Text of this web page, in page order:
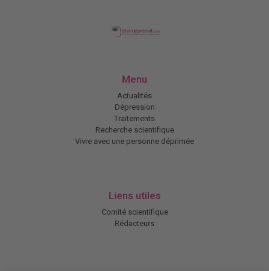
Menu
Actualités
Dépression
Traitements
Recherche scientifique
Vivre avec une personne déprimée
Liens utiles
Comité scientifique
Rédacteurs